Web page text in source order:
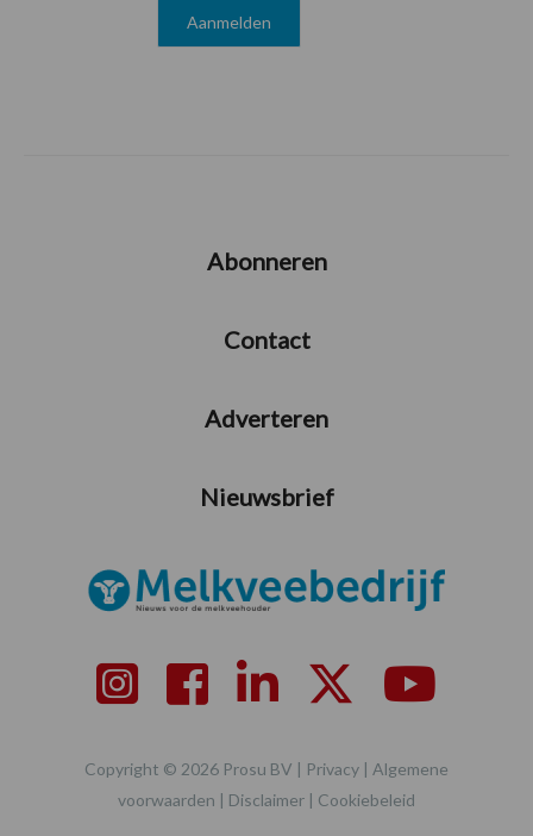
Abonneren
Contact
Adverteren
Nieuwsbrief
Copyright © 2026 Prosu BV | Privacy | Algemene
voorwaarden | Disclaimer | Cookiebeleid